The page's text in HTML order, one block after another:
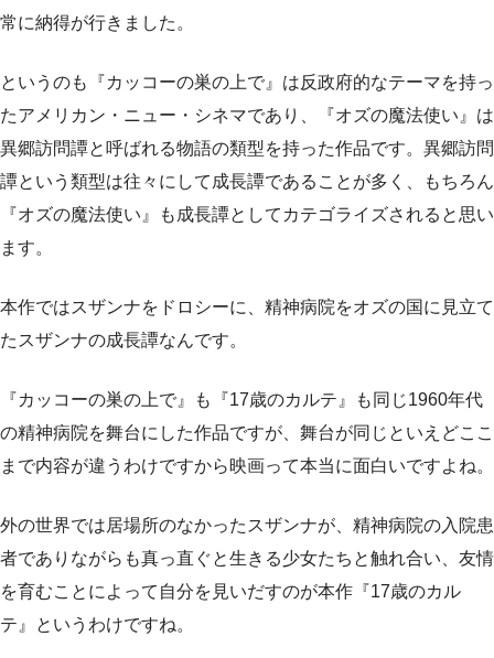
常に納得が行きました。
というのも『カッコーの巣の上で』は反政府的なテーマを持っ
たアメリカン・ニュー・シネマであり、『オズの魔法使い』は
異郷訪問譚と呼ばれる物語の類型を持った作品です。異郷訪問
譚という類型は往々にして成長譚であることが多く、もちろん
『オズの魔法使い』も成長譚としてカテゴライズされると思い
ます。
本作ではスザンナをドロシーに、精神病院をオズの国に見立て
たスザンナの成長譚なんです。
『カッコーの巣の上で』も『17歳のカルテ』も同じ1960年代
の精神病院を舞台にした作品ですが、舞台が同じといえどここ
まで内容が違うわけですから映画って本当に面白いですよね。
外の世界では居場所のなかったスザンナが、精神病院の入院患
者でありながらも真っ直ぐと生きる少女たちと触れ合い、友情
を育むことによって自分を見いだすのが本作『17歳のカル
テ』というわけですね。